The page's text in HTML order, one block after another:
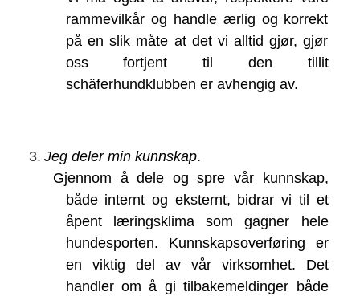
rammevilkår og handle ærlig og korrekt
på en slik måte at det vi alltid gjør, gjør
oss fortjent til den tillit
schäferhundklubben er avhengig av.
3. Jeg deler min kunnskap.
Gjennom å dele og spre vår kunnskap,
både internt og eksternt, bidrar vi til et
åpent læringsklima som gagner hele
hundesporten. Kunnskapsoverføring er
en viktig del av vår virksomhet. Det
handler om å gi tilbakemeldinger både